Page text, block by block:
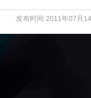
发布时间:2011年07月